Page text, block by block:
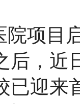
院项目
后，
迎来